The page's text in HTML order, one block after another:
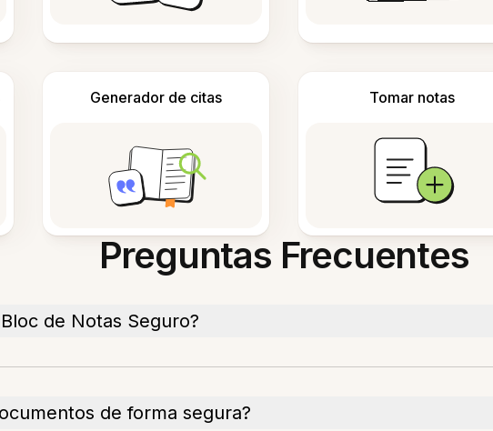
Generador de citas Tomar notas
Preguntas Frecuentes
de Notas Seguro?
de forma segura?